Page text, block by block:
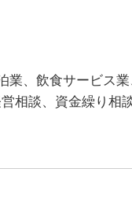
業、飲食サービス
相談、資金繰り相